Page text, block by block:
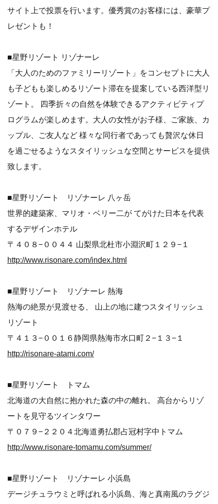
サイト上で投票を行います。優秀賞のお客様には、豪華プ
レゼントも！
■星野リゾート リゾナーレ
「大人のためのファミリーリゾート」をコンセプトに大人
も子どもも楽しめるリゾート滞在を提案している西洋型リ
ゾート。 四季折々の自然を体験できるアクティビティプ
ログラムが楽しめます。大人の女性がお子様、ご家族、カ
ップル、ご友人など 様々な同行者であっても贅沢な休日
を過ごせるようなスタイリッシュな空間とサービスを提供
致します。
■星野リゾート リゾナーレ 八ヶ岳
世界的建築家、マリオ・ベリー二が てがけた日本を代表
するデザインホテル
〒４０８−００４４ 山梨県北杜市小淵沢町１２９−１
http://www.risonare.com/index.html
■星野リゾート リゾナーレ 熱海
熱海の絶景が見渡せる、 山上の地に建つスタイリッシュ
リゾート
〒４１３−００１６静岡県熱海市水口町２−１３−１
http://risonare-atami.com/
■星野リゾート トマム
北海道の大自然に抱かれた森の中の離れ。 高台からリゾ
ートを見守るツインタワー
〒０７９−２２０４北海道勇払郡占冠村字中トマム
http://www.risonare-tomamu.com/summer/
■星野リゾート リゾナーレ 小浜島
デージチュラウミと呼ばれる小浜島、海と真南風のラグジ